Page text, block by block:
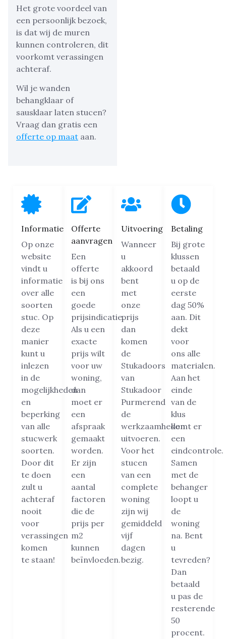
Het grote voordeel van
een persoonlijk bezoek,
is dat wij de muren
kunnen controleren, dit
voorkomt verassingen
achteraf.
Wil je wanden
behangklaar of
sausklaar laten stucen?
Vraag dan gratis een
offerte op maat aan.
Informatie
Op onze
website
vindt u
informatie
over alle
soorten
stuc. Op
deze
manier
kunt u
inlezen
in de
mogelijkheden
en
beperking
van alle
stucwerk
soorten.
Door dit
te doen
zult u
achteraf
nooit
voor
verassingen
komen
te staan!
Offerte
aanvragen
Een
offerte
is bij ons
een
goede
prijsindicatie.
Als u een
exacte
prijs wilt
voor uw
woning,
dan
moet er
een
afspraak
gemaakt
worden.
Er zijn
een
aantal
factoren
die de
prijs per
m2
kunnen
beïnvloeden.
Uitvoering
Wanneer
u
akkoord
bent
met
onze
prijs
dan
komen
de
Stukadoors
van
Stukadoor
Purmerend
de
werkzaamheden
uitvoeren.
Voor het
stucen
van een
complete
woning
zijn wij
gemiddeld
vijf
dagen
bezig.
Betaling
Bij grote
klussen
betaald
u op de
eerste
dag 50%
aan. Dit
dekt
voor
ons alle
materialen.
Aan het
einde
van de
klus
komt er
een
eindcontrole.
Samen
met de
behanger
loopt u
de
woning
na. Bent
u
tevreden?
Dan
betaald
u pas de
resterende
50
procent.